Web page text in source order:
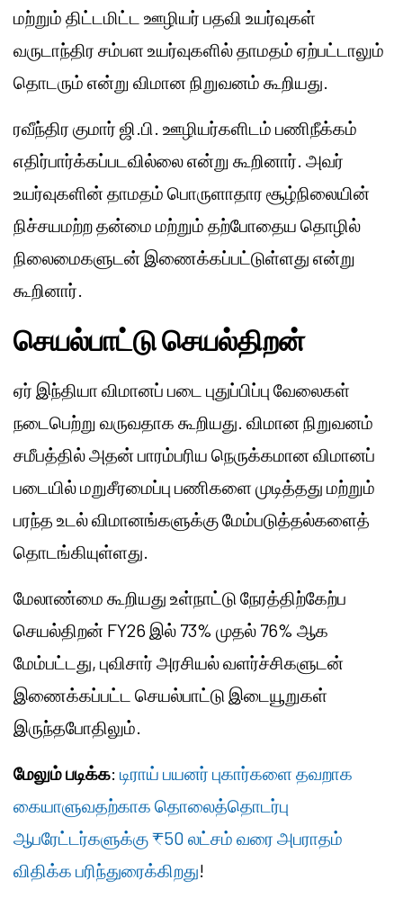
மற்றும் திட்டமிட்ட ஊழியர் பதவி உயர்வுகள்
வருடாந்திர சம்பள உயர்வுகளில் தாமதம் ஏற்பட்டாலும்
தொடரும் என்று விமான நிறுவனம் கூறியது.
ரவீந்திர குமார் ஜி.பி. ஊழியர்களிடம் பணிநீக்கம்
எதிர்பார்க்கப்படவில்லை என்று கூறினார். அவர்
உயர்வுகளின் தாமதம் பொருளாதார சூழ்நிலையின்
நிச்சயமற்ற தன்மை மற்றும் தற்போதைய தொழில்
நிலைமைகளுடன் இணைக்கப்பட்டுள்ளது என்று
கூறினார்.
செயல்பாட்டு செயல்திறன்
ஏர் இந்தியா விமானப் படை புதுப்பிப்பு வேலைகள்
நடைபெற்று வருவதாக கூறியது. விமான நிறுவனம்
சமீபத்தில் அதன் பாரம்பரிய நெருக்கமான விமானப்
படையில் மறுசீரமைப்பு பணிகளை முடித்தது மற்றும்
பரந்த உடல் விமானங்களுக்கு மேம்படுத்தல்களைத்
தொடங்கியுள்ளது.
மேலாண்மை கூறியது உள்நாட்டு நேரத்திற்கேற்ப
செயல்திறன் FY26 இல் 73% முதல் 76% ஆக
மேம்பட்டது, புவிசார் அரசியல் வளர்ச்சிகளுடன்
இணைக்கப்பட்ட செயல்பாட்டு இடையூறுகள்
இருந்தபோதிலும்.
மேலும் படிக்க: டிராய் பயனர் புகார்களை தவறாக
கையாளுவதற்காக தொலைத்தொடர்பு
ஆபரேட்டர்களுக்கு ₹50 லட்சம் வரை அபராதம்
விதிக்க பரிந்துரைக்கிறது!